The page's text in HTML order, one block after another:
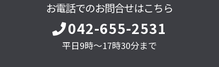
お電話でのお問合せはこちら
042-655-2531
平日9時～17時30分まで